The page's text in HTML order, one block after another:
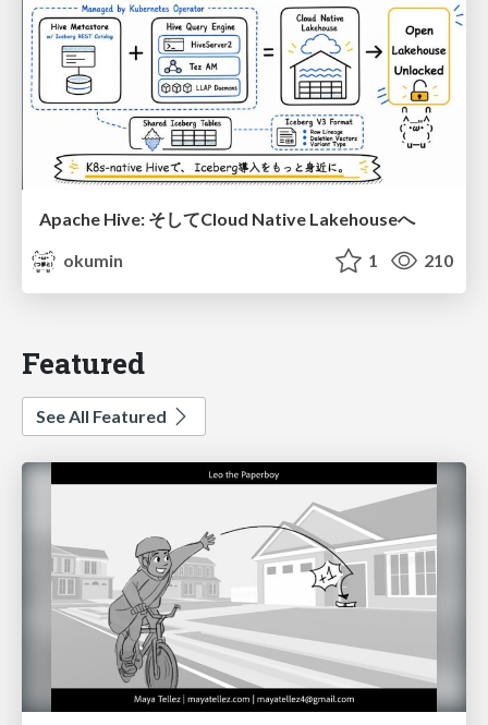
Apache Hive: そしてCloud Native Lakehouseへ
okumin
1 210
Featured
See All Featured